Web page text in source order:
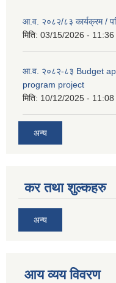
आ.व. २०८२/८३ कार्यक्रम /
मिति: 03/15/2026 - 11:36
आ.व. २०८२-८३ Budget
program project
मिति: 10/12/2025 - 11:08
अन्य
कर तथा शुल्कहरु
अन्य
आय व्यय विवरण